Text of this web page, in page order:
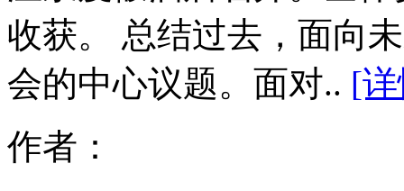
收获。 总结过去，面向
会的中心议题。面对.. [
作者：